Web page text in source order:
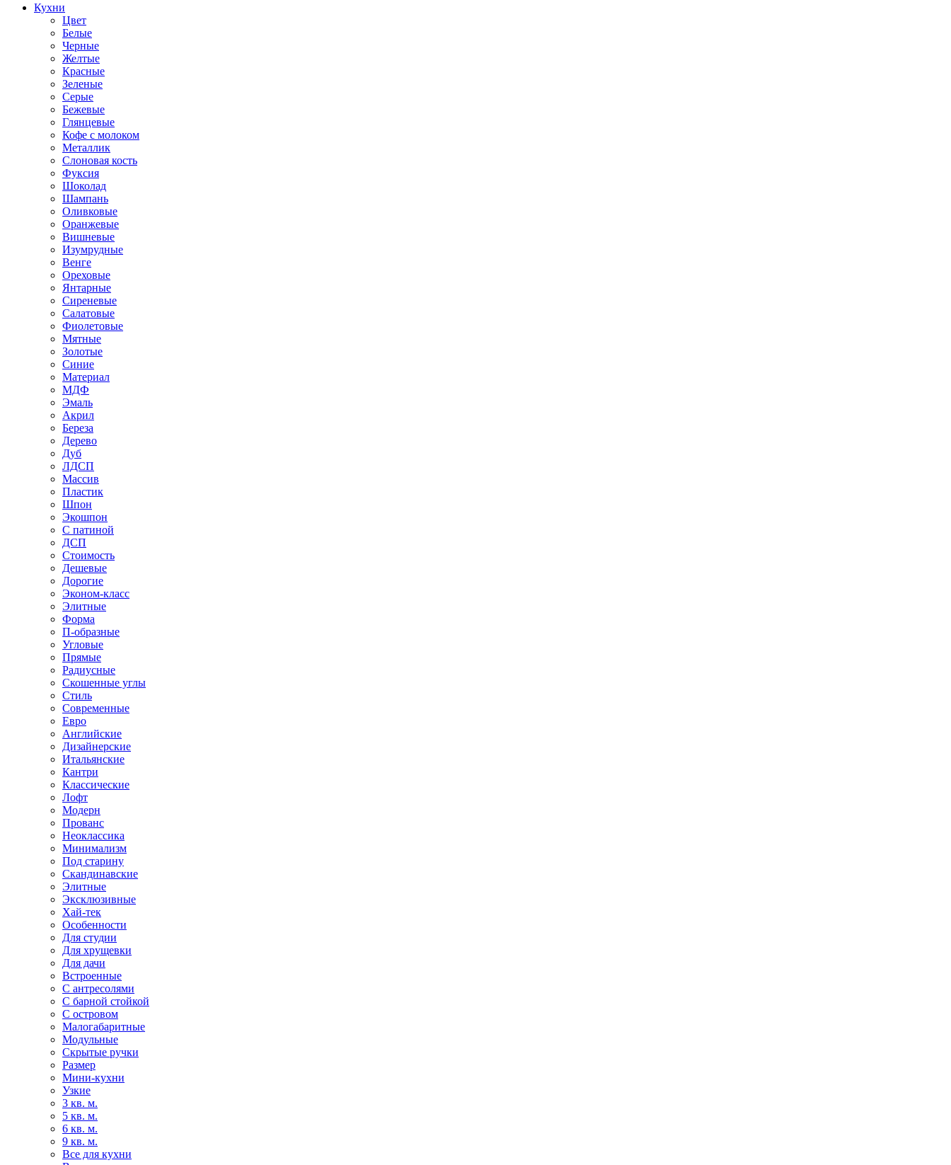
Кухни
Цвет
Белые
Черные
Желтые
Красные
Зеленые
Серые
Бежевые
Глянцевые
Кофе с молоком
Металлик
Слоновая кость
Фуксия
Шоколад
Шампань
Оливковые
Оранжевые
Вишневые
Изумрудные
Венге
Ореховые
Янтарные
Сиреневые
Салатовые
Фиолетовые
Мятные
Золотые
Синие
Материал
МДФ
Эмаль
Акрил
Береза
Дерево
Дуб
ЛДСП
Массив
Пластик
Шпон
Экошпон
С патиной
ДСП
Стоимость
Дешевые
Дорогие
Эконом-класс
Элитные
Форма
П-образные
Угловые
Прямые
Радиусные
Скошенные углы
Стиль
Современные
Евро
Английские
Дизайнерские
Итальянские
Кантри
Классические
Лофт
Модерн
Прованс
Неоклассика
Минимализм
Под старину
Скандинавские
Элитные
Эксклюзивные
Хай-тек
Особенности
Для студии
Для хрущевки
Для дачи
Встроенные
С антресолями
С барной стойкой
С островом
Малогабаритные
Модульные
Скрытые ручки
Размер
Мини-кухни
Узкие
3 кв. м.
5 кв. м.
6 кв. м.
9 кв. м.
Все для кухни